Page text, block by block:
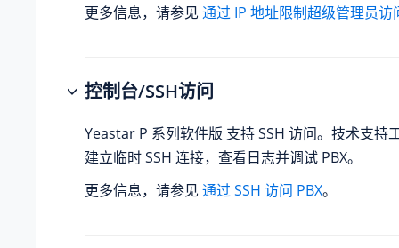
更多信息，请参见 通过 IP 地址限制超级管理员访
控制台/SSH访问
Yeastar P 系列软件版 支持 SSH 访问。技术支持
建立临时 SSH 连接，查看日志并调试 PBX。
更多信息，请参见 通过 SSH 访问 PBX。